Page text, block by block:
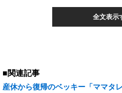
全文表示
■関連記事
産休から復帰のベッキー「ママタ